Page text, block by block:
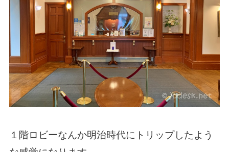
１階ロビーなんか明治時代にトリップしたよう